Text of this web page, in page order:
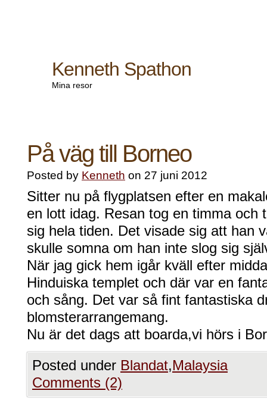
Kenneth Spathon
Mina resor
På väg till Borneo
Posted by Kenneth on 27 juni 2012
Sitter nu på flygplatsen efter en
en lott idag. Resan tog en timma och
sig hela tiden. Det visade sig att han
skulle somna om han inte slog sig
När jag gick hem igår kväll efter
Hinduiska templet och där var en
och sång. Det var så fint fantastiska
blomsterarrangemang.
Nu är det dags att boarda,vi hörs i
Posted under Blandat,Malaysia
Comments (2)